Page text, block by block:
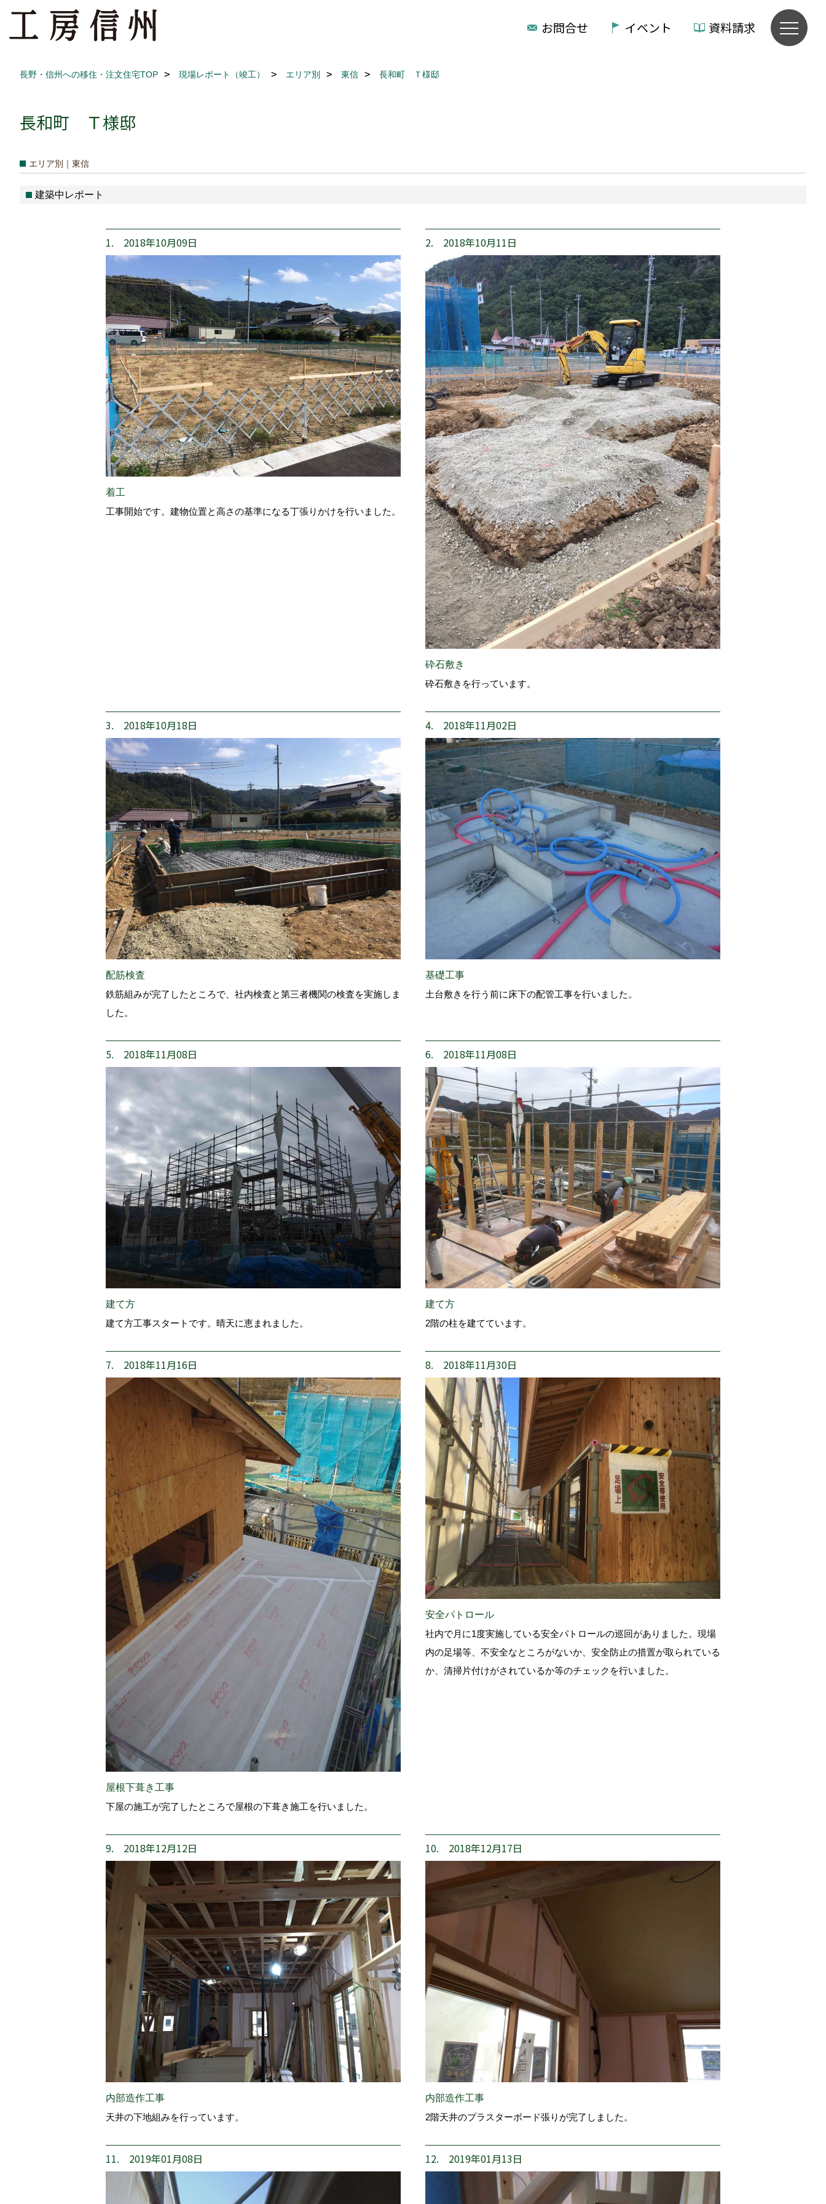
お問合せ イベント 資料請求
長野・信州への移住・注文住宅TOP 現場レポート（竣工） エリア別 東信 長和町 Ｔ様邸
長和町 Ｔ様邸
エリア別｜東信
建築中レポート
1. 2018年10月09日
着工
工事開始です。建物位置と高さの基準になる丁張りかけを行いました。
2. 2018年10月11日
砕石敷き
砕石敷きを行っています。
3. 2018年10月18日
配筋検査
鉄筋組みが完了したところで、社内検査と第三者機関の検査を実施しま
した。
4. 2018年11月02日
基礎工事
土台敷きを行う前に床下の配管工事を行いました。
5. 2018年11月08日
建て方
建て方工事スタートです。晴天に恵まれました。
6. 2018年11月08日
建て方
2階の柱を建てています。
7. 2018年11月16日
屋根下葺き工事
下屋の施工が完了したところで屋根の下葺き施工を行いました。
8. 2018年11月30日
安全パトロール
社内で月に1度実施している安全パトロールの巡回がありました。現場
内の足場等、不安全なところがないか、安全防止の措置が取られている
か、清掃片付けがされているか等のチェックを行いました。
9. 2018年12月12日
内部造作工事
天井の下地組みを行っています。
10. 2018年12月17日
内部造作工事
2階天井のプラスターボード張りが完了しました。
11. 2019年01月08日 12. 2019年01月13日